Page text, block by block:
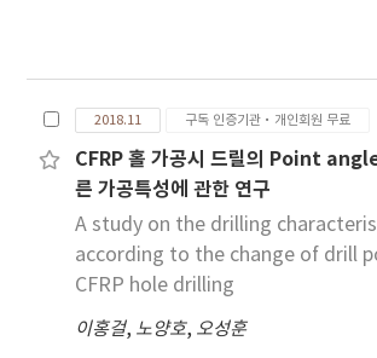
2018.11 구독 인증기관·개인회원 무료
CFRP 홀 가공시 드릴의 Point
른 가공특성에 관한 연구
A study on the drilling
according to the change of drill
CFRP hole drilling
이홍걸, 노양호, 오성훈